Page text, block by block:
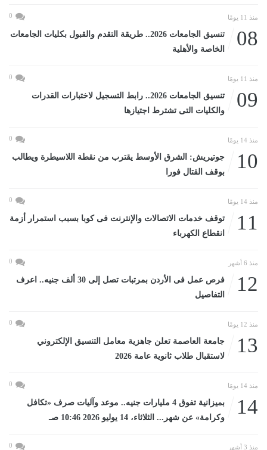
منذ 11 يومًا 0
08
تنسيق الجامعات 2026.. طريقة التقدم والقبول بكليات الجامعات
الخاصة والأهلية
منذ 11 يومًا 0
09
تنسيق الجامعات 2026.. رابط التسجيل لاختبارات القدرات
والكليات التى تشترط اجتيازها
منذ 14 يومًا 0
10
جوتيريش: الشرق الأوسط يقترب من نقطة اللاسيطرة ويطالب
بوقف القتال فورا
منذ 14 يومًا 0
11
توقف خدمات الاتصالات والإنترنت فى كوبا بسبب استمرار أزمة
انقطاع الكهرباء
منذ 6 أشهر 0
12
فرص عمل فى الأردن بمرتبات تصل إلى 30 ألف جنيه.. اعرف
التفاصيل
منذ 12 يومًا 0
13
جامعة العاصمة تعلن جاهزية معامل التنسيق الإلكتروني
لاستقبال طلاب ثانوية عامة 2026
منذ 14 يومًا 0
14
بميزانية تفوق 4 مليارات جنيه.. موعد وآليات صرف «تكافل
وكرامة» عن شهر... الثلاثاء، 14 يوليو 2026 10:46 صـ
منذ 3 أشهر 0